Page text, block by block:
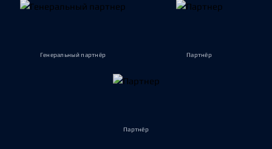
Генеральный партнёр Партнёр
Партнёр